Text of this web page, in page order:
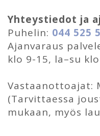
Yhteystiedot ja
Puhelin: 044 525
Ajanvaraus
klo 9-15, la–su
Vastaanottoajat:
(Tarvittaessa
mukaan, myös